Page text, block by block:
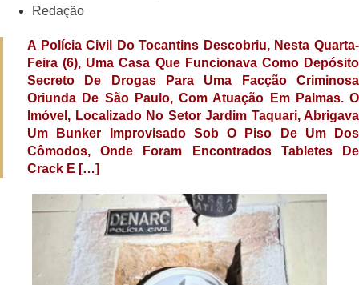
Redação
A Polícia Civil Do Tocantins Descobriu, Nesta Quarta-
Feira (6), Uma Casa Que Funcionava Como Depósito
Secreto De Drogas Para Uma Facção Criminosa
Oriunda De São Paulo, Com Atuação Em Palmas. O
Imóvel, Localizado No Setor Jardim Taquari, Abrigava
Um Bunker Improvisado Sob O Piso De Um Dos
Cômodos, Onde Foram Encontrados Tabletes De
Crack E […]